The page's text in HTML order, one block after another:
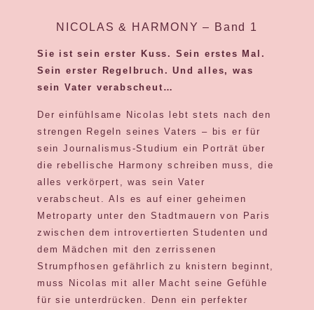
NICOLAS & HARMONY – Band 1
Sie ist sein erster Kuss. Sein erstes Mal.
Sein erster Regelbruch. Und alles, was
sein Vater verabscheut…
Der einfühlsame Nicolas lebt stets nach den
strengen Regeln seines Vaters – bis er für
sein Journalismus-Studium ein Porträt über
die rebellische Harmony schreiben muss, die
alles verkörpert, was sein Vater
verabscheut.
Als es auf einer geheimen
Metroparty unter den Stadtmauern von Paris
zwischen dem introvertierten Studenten und
dem Mädchen mit den zerrissenen
Strumpfhosen gefährlich zu knistern beginnt,
muss Nicolas mit aller Macht seine Gefühle
für sie unterdrücken. Denn ein perfekter